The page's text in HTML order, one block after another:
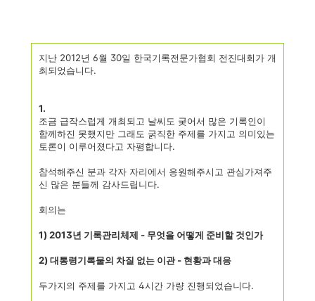
지난 2012년 6월 30일 한국기록전문가협회 전진대회가 개
최되었습니다.
1.
조금 급작스럽게 개최되고 날씨도 궂어서 많은 기록인이
함께하진 못했지만 그래도 굵직한 주제를 가지고 의미있는
토론이 이루어졌다고 자평합니다.
참석해주신 분과 각자 자리에서 응원해주시고 관심가져주
신 많은 분들께 감사드립니다.
회의는
1) 2013년 기록관리체제 - 무엇을 어떻게 준비할 것인가
2) 대통령기록물의 차질 없는 이관 - 현황과 대응
두가지의 주제를 가지고 4시간 가량 진행되었습니다.